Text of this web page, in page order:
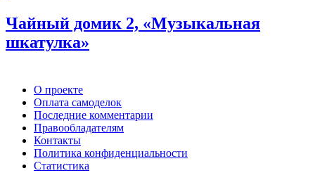
Чайный домик 2, «Музыкальная
шкатулка»
О проекте
Оплата самоделок
Последние комментарии
Правообладателям
Контакты
Политика конфиденциальности
Статистика